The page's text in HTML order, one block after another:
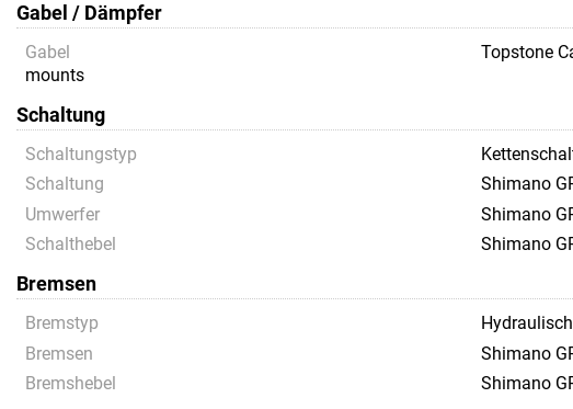
Gabel / Dämpfer
Gabel
Topstone
mounts
Schaltung
Schaltungstyp
Schaltung
Shimano
Umwerfer
Shimano
Schalthebel
Shimano
Bremsen
Bremstyp
Bremsen
Shimano
Bremshebel
Shimano